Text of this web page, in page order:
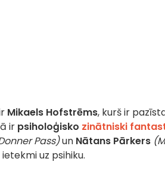
Mikaels Hofstrēms, kurš ir
ir psiholoģisko zinātniski
Pass)un Nātans Pārkers
uz psihiku.